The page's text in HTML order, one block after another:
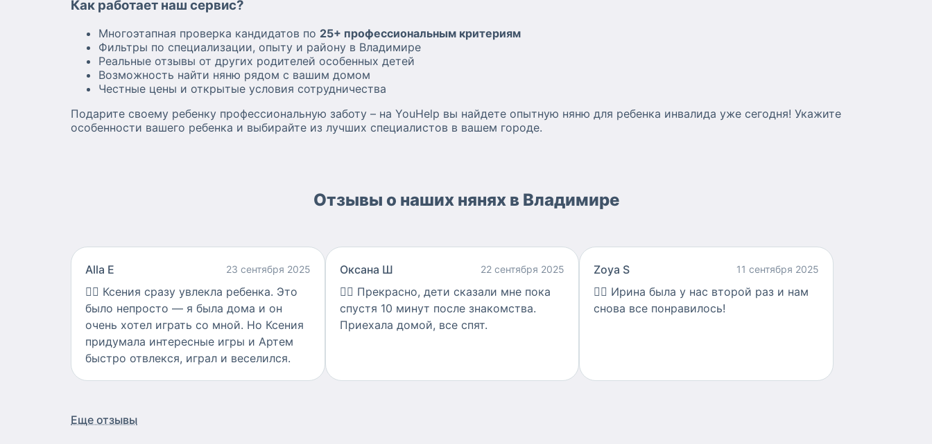
Как работает наш сервис?
Многоэтапная проверка кандидатов по 25+ профессиональным критериям
Фильтры по специализации, опыту и району в Владимире
Реальные отзывы от других родителей особенных детей
Возможность найти няню рядом с вашим домом
Честные цены и открытые условия сотрудничества
Подарите своему ребенку профессиональную заботу – на YouHelp вы найдете опытную няню для ребенка инвалида уже сегодня! Укажите
особенности вашего ребенка и выбирайте из лучших специалистов в вашем городе.
Отзывы о наших нянях в Владимире
Alla E 23 сентября 2025
👍🏻 Ксения сразу увлекла ребенка. Это
было непросто — я была дома и он
очень хотел играть со мной. Но Ксения
придумала интересные игры и Артем
быстро отвлекся, играл и веселился.
Оксана Ш 22 сентября 2025
👍🏻 Прекрасно, дети сказали мне пока
спустя 10 минут после знакомства.
Приехала домой, все спят.
Zoya S 11 сентября 2025
👍🏻 Ирина была у нас второй раз и нам
снова все понравилось!
Еще отзывы